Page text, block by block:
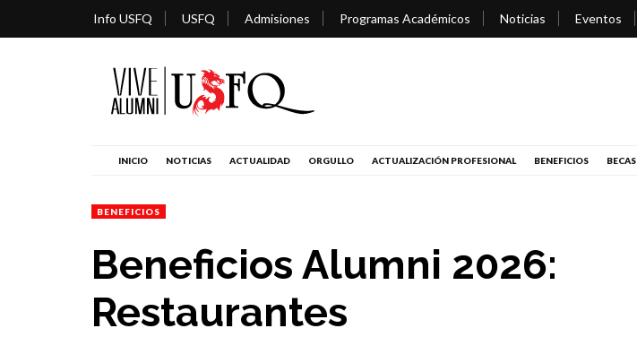
Info USFQ USFQ Admisiones Programas Académicos Noticias Eventos
INICIO NOTICIAS ACTUALIDAD ORGULLO ACTUALIZACIÓN PROFESIONAL BENEFICIOS BECAS
BENEFICIOS
Beneficios Alumni 2026:
Restaurantes